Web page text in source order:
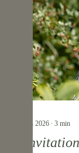
25 juin 2026 ∙ 3 min
5